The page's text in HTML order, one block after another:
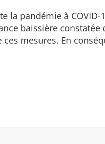
la pandémie à
baissière
mesures. En